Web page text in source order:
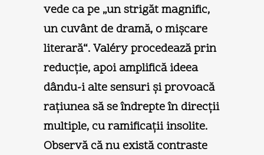
vede ca pe „un strigăt magnific,
un cuvânt de dramă, o mişcare
literară“. Valéry procedează prin
reducţie, apoi amplifică ideea
dându-i alte sensuri şi provoacă
raţiunea să se îndrepte în direcţii
multiple, cu ramificaţii insolite.
Observă că nu există contraste